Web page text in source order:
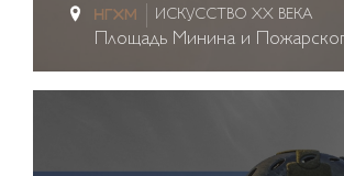
ИСКУССТВО XX ВЕКА
Площадь Минина и